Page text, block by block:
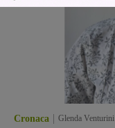
Cronaca Glenda Venturini